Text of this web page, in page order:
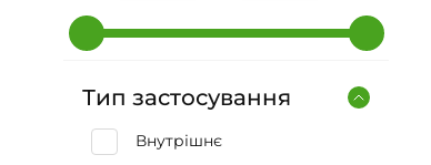
Органи дихання
Органи зору
Органи травлення
Сечовивідна система
Тип застосування
Внутрішнє